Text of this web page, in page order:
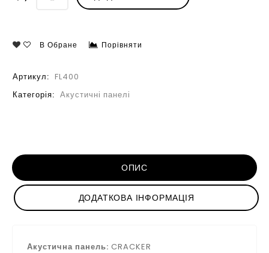
В Обране Порівняти
Артикул: FL400
Категорія: Акустичні панелі
ОПИС
ДОДАТКОВА ІНФОРМАЦІЯ
Акустична панель: CRACKER